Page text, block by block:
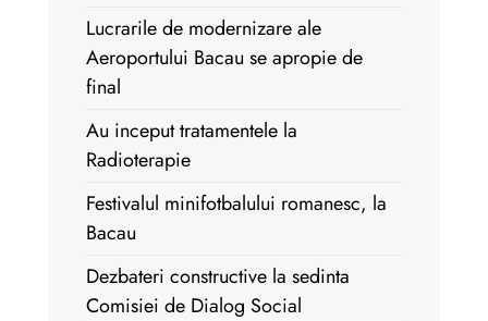
Lucrarile de modernizare ale
Aeroportului Bacau se apropie de
final
Au inceput tratamentele la
Radioterapie
Festivalul minifotbalului romanesc, la
Bacau
Dezbateri constructive la sedinta
Comisiei de Dialog Social